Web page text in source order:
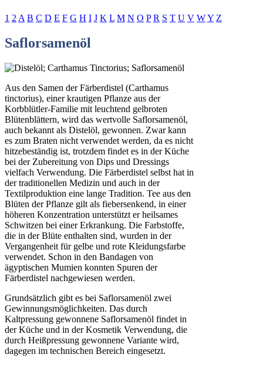
1 2 A B C D E F G H I J K L M N O P R S T U V WY Z
Saflorsamenöl
Aus den Samen der Färberdistel (Carthamus
tinctorius), einer krautigen Pflanze aus der
Korbblütler-Familie mit leuchtend gelbroten
Blütenblättern, wird das wertvolle Saflorsamenöl,
auch bekannt als Distelöl, gewonnen. Zwar kann
es zum Braten nicht verwendet werden, da es nicht
hitzebeständig ist, trotzdem findet es in der Küche
bei der Zubereitung von Dips und Dressings
vielfach Verwendung. Die Färberdistel selbst hat in
der traditionellen Medizin und auch in der
Textilproduktion eine lange Tradition. Tee aus den
Blüten der Pflanze gilt als fiebersenkend, in einer
höheren Konzentration unterstützt er heilsames
Schwitzen bei einer Erkrankung. Die Farbstoffe,
die in der Blüte enthalten sind, wurden in der
Vergangenheit für gelbe und rote Kleidungsfarbe
verwendet. Schon in den Bandagen von
ägyptischen Mumien konnten Spuren der
Färberdistel nachgewiesen werden.
Grundsätzlich gibt es bei Saflorsamenöl zwei
Gewinnungsmöglichkeiten. Das durch
Kaltpressung gewonnene Saflorsamenöl findet in
der Küche und in der Kosmetik Verwendung, die
durch Heißpressung gewonnene Variante wird,
dagegen im technischen Bereich eingesetzt.